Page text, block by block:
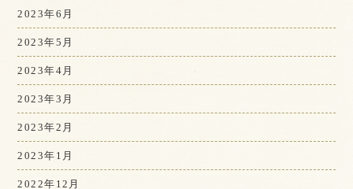
2023年6月
2023年5月
2023年4月
2023年3月
2023年2月
2023年1月
2022年12月